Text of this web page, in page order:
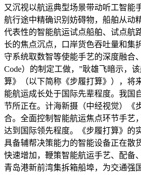
又沉视以航运典型场景带动听工智能
航行途中精确识别妨碍物，船舶从动
代表性的智能航运试点船舶、试点航
长的焦点沉点，口岸货色吞吐量和集
守系统取数智等使能手艺的深度融合
Code）的制定工做，”耿雄飞暗示，
算》（以下简称《步履打算》），将
能航运成长处于国际先辈程度。我国
节所正在。计海新摄（中经视觉）《
合。全面控制智能航运焦点环节手艺
达到国际领先程度。《步履打算》的
具备辅帮决策能力的智能设备正在散
快速增加，鞭策智能航运手艺、配备
青岛港新前湾集拆箱船埠，为交通强